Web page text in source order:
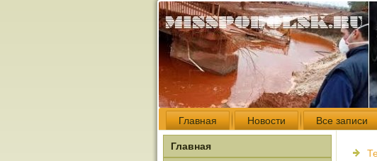
Главная Новости Все записи
Главная